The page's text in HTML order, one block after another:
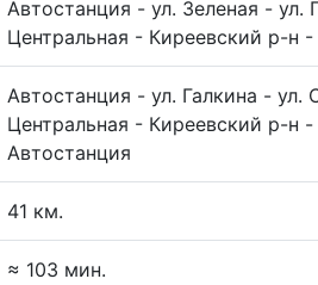
Автостанция - ул. Зеленая -
Центральная - Киреевский р-н
Автостанция - ул. Галкина -
Центральная - Киреевский р-н
Автостанция
41 км.
≈ 103 мин.